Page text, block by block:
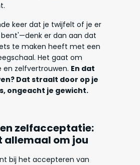
keer dat je twijfelt of je er
bent'—denk er dan aan dat
te maken heeft met een
Het gaat om
zelfvertrouwen. En dat
Dat straalt door op je
ongeacht je gewicht.
zelfacceptatie:
allemaal om jou
bij het accepteren van